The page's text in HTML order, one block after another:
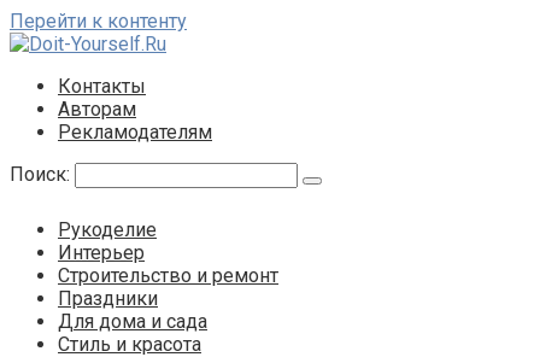
Перейти к контенту
Контакты
Авторам
Рекламодателям
Поиск:
Рукоделие
Интерьер
Строительство и ремонт
Праздники
Для дома и сада
Стиль и красота